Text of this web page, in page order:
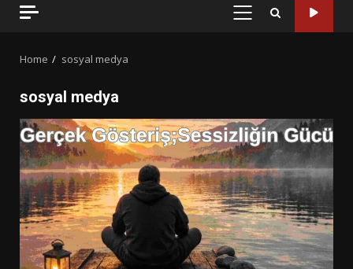
PRIMARY
Home sosyal medya
sosyal medya